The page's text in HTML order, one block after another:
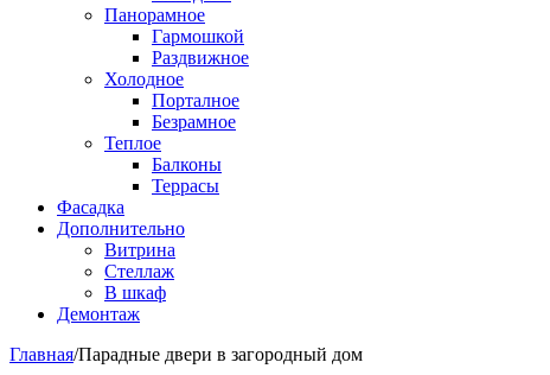
Панорамное
Гармошкой
Раздвижное
Холодное
Порталное
Безрамное
Теплое
Балконы
Террасы
Фасадка
Дополнительно
Витрина
Стеллаж
В шкаф
Демонтаж
Главная/Парадные двери в загородный дом